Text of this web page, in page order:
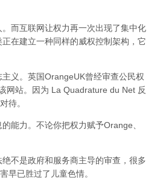
而互联网让权力再一次出现了集中化
在建立一种同样的威权控制架构，它
义。英国OrangeUK曾经审查公民权
网站。因为 La Quadrature du Net 反
待。
能力。不论你把权力赋予Orange、
不是政府和服务商主导的审查，很多
早已胜过了儿童色情。